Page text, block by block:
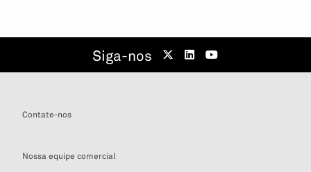
Siga-nos
Contate-nos
Nossa equipe comercial